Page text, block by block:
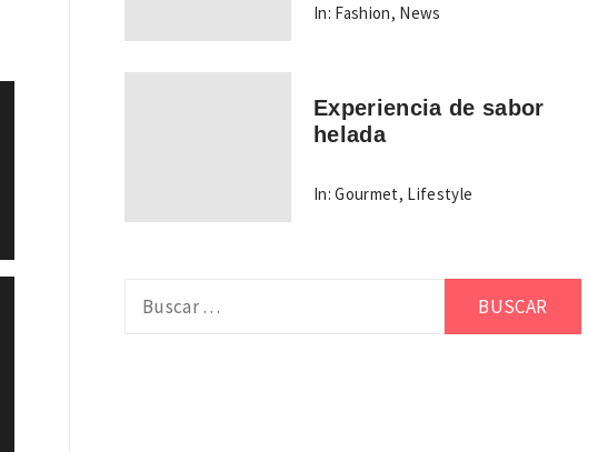
In: Fashion, News
Experiencia de sabor
helada
In: Gourmet, Lifestyle